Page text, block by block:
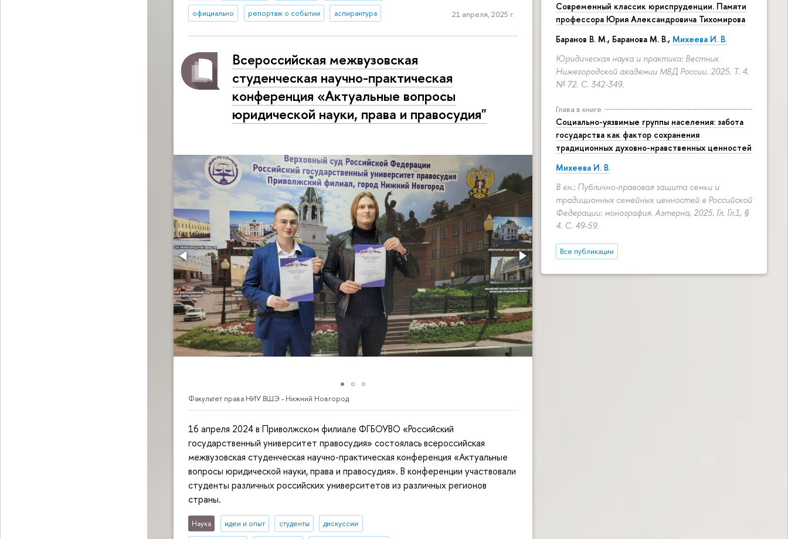
Современный классик юриспруденции. Памяти
профессора Юрия Александровича Тихомирова
Баранов В. М., Баранова М. В., Михеева И. В.
Юридическая наука и практика: Вестник
Нижегородской академии МВД России. 2025. Т. 4.
№ 72. С. 342-349.
Глава в книге
Социально-уязвимые группы населения: забота
государства как фактор сохранения
традиционных духовно-нравственных ценностей
Михеева И. В.
В кн.: Публично-правовая защита семьи и
традиционных семейных ценностей в Российской
Федерации: монография. Аэтерна, 2025. Гл. Гл.1, §
4. С. 49-59.
Все публикации
официально репортаж о событии аспирантура 21 апреля, 2025 г.
Всероссийская межвузовская
студенческая научно-практическая
конференция «Актуальные вопросы
юридической науки, права и правосудия"
Факультет права НИУ ВШЭ - Нижний Новгород
16 апреля 2024 в Приволжском филиале ФГБОУВО «Российский
государственный университет правосудия» состоялась всероссийская
межвузовская студенческая научно-практическая конференция «Актуальные
вопросы юридической науки, права и правосудия». В конференции участвовали
студенты различных российских университетов из различных регионов
страны.
Наука идеи и опыт студенты дискуссии